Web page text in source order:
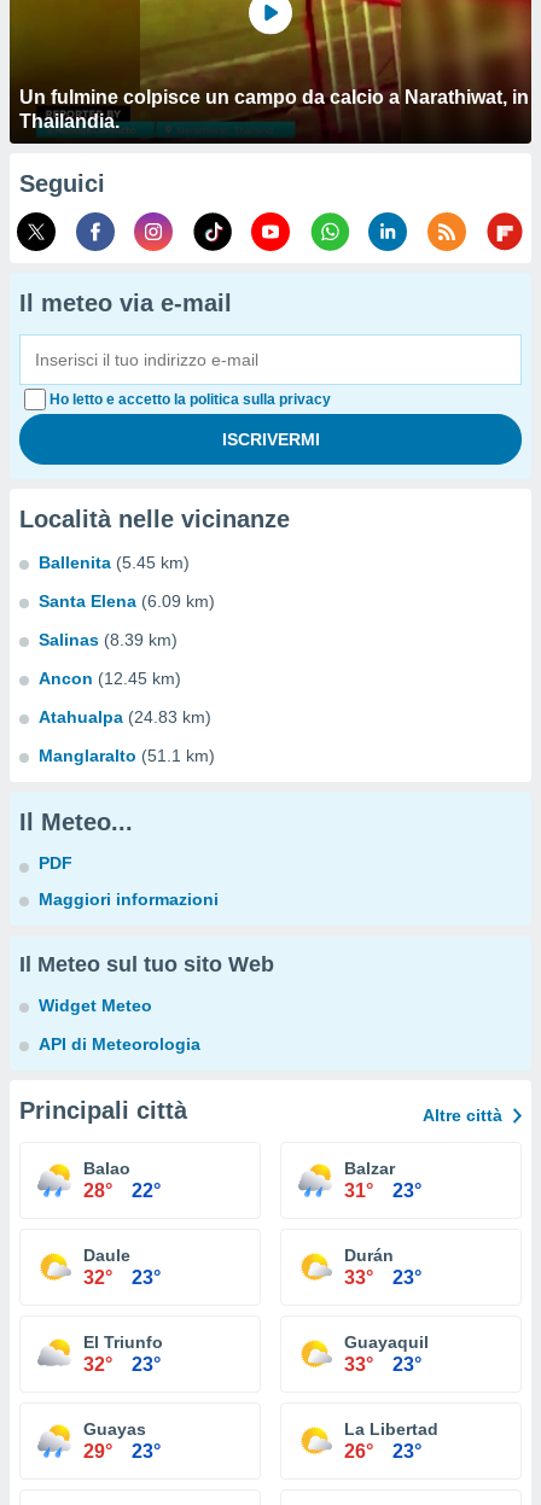
Un fulmine colpisce un campo da calcio a Narathiwat, in
Thailandia.
Seguici
Il meteo via e-mail
Ho letto e accetto la politica sulla privacy
Località nelle vicinanze
Ballenita (5.45 km)
Santa Elena (6.09 km)
Salinas (8.39 km)
Ancon (12.45 km)
Atahualpa (24.83 km)
Manglaralto (51.1 km)
Il Meteo...
PDF
Maggiori informazioni
Il Meteo sul tuo sito Web
Widget Meteo
API di Meteorologia
Principali città Altre città
Balao
28° 22°
Balzar
31° 23°
Daule
32° 23°
Durán
33° 23°
El Triunfo
32° 23°
Guayaquil
33° 23°
Guayas
29° 23°
La Libertad
26° 23°